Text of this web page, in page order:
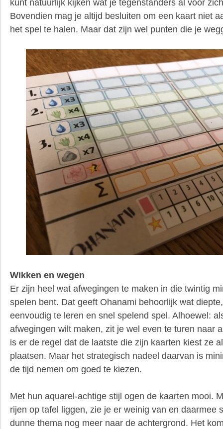
kunt natuurlijk kijken wat je tegenstanders al voor
Bovendien mag je altijd besluiten om een kaart niet
het spel te halen. Maar dat zijn wel punten die je
Wikken en wegen
Er zijn heel wat afwegingen te maken in die twintig
spelen bent. Dat geeft Ohanami behoorlijk wat
eenvoudig te leren en snel spelend spel. Alhoewel:
afwegingen wilt maken, zit je wel even te turen naar
is er de regel dat de laatste die zijn kaarten kiest ze
plaatsen. Maar het strategisch nadeel daarvan is
de tijd nemen om goed te kiezen.
Met hun aquarel-achtige stijl ogen de kaarten mooi.
rijen op tafel liggen, zie je er weinig van en daarmee
dunne thema nog meer naar de achtergrond. Het